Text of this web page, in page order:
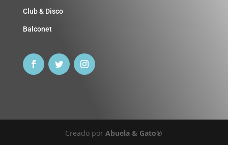
Club & Disco
Balconet
Creado porAbuela & Gato®